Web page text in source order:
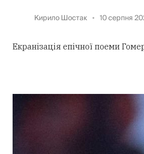
Кирило Шостак 10 серпня
Екранізація епічної поеми